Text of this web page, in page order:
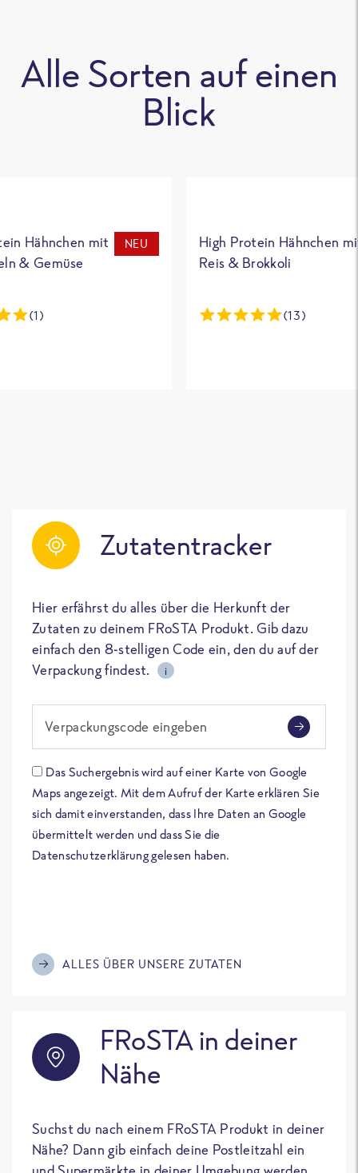
Alle Sorten auf einen
Blick
Hähnchen mit
& Gemüse
NEU
(1)
High Protein Hähnchen
Reis & Brokkoli
(13)
Zutatentracker
Hier erfährst du alles über die Herkunft der
Zutaten zu deinem FRoSTA Produkt. Gib dazu
einfach den 8-stelligen Code ein, den du auf der
Verpackung findest.
i
Verpackungscode eingeben
Das Suchergebnis wird auf einer Karte von Google
Maps angezeigt. Mit dem Aufruf der Karte erklären Sie
sich damit einverstanden, dass Ihre Daten an Google
übermittelt werden und dass Sie die
Datenschutzerklärung gelesen haben.
ALLES ÜBER UNSERE ZUTATEN
FRoSTA in deiner
Nähe
Suchst du nach einem FRoSTA Produkt in deiner
Nähe? Dann gib einfach deine Postleitzahl ein